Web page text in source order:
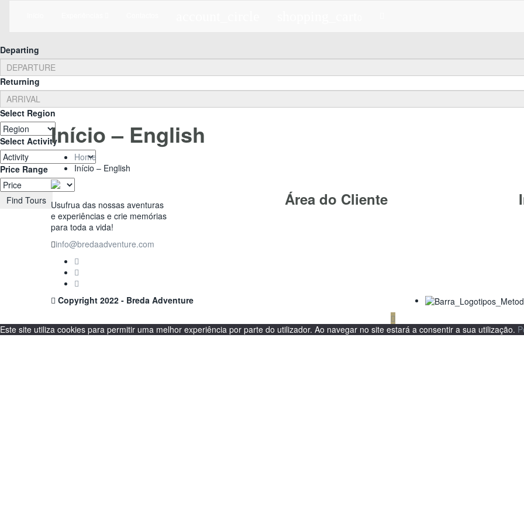
Departing
Returning
Select Region
Select Activity
Price Range
Find Tours
Início – English
Home
Início – English
Usufrua das nossas aventuras
e experiências e crie memórias
para toda a vida!
info@bredaadventure.com
Área do Cliente
Copyright 2022 - Breda Adventure
Este site utiliza cookies para permitir uma melhor experiência por parte do utilizador. Ao navegar no site estará a consentir a sua utilização.